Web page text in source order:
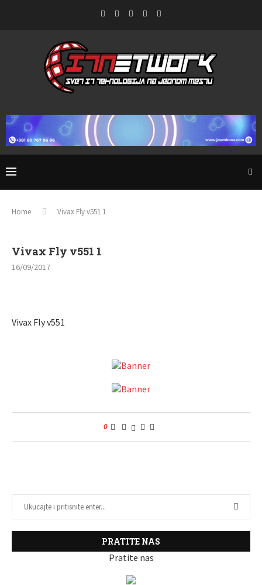
Home Vivax Fly v551 1
Vivax Fly v551 1
16/09/2017
Vivax Fly v551
0
PRATITE NAS
Pratite nas